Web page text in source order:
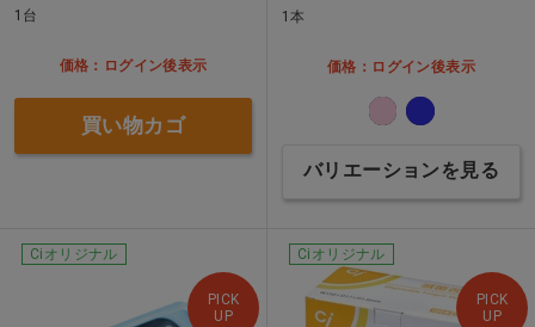
1台
価格：ログイン後表示
買い物カゴ
1本
価格：ログイン後表示
バリエーションを見る
PICK
UP
Ciオリジナル
PICK
UP
Ciオリジナル